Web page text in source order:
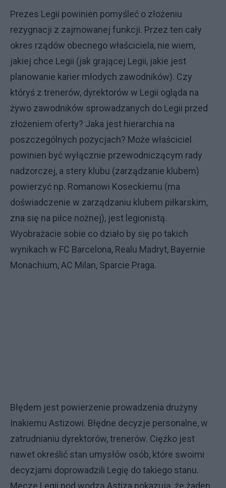
Prezes Legii powinien pomyśleć o złożeniu
rezygnacji z zajmowanej funkcji. Przez ten cały
okres rządów obecnego właściciela, nie wiem,
jakiej chce Legii (jak grającej Legii, jakie jest
planowanie karier młodych zawodników). Czy
któryś z trenerów, dyrektorów w Legii ogląda na
żywo zawodników sprowadzanych do Legii przed
złożeniem oferty? Jaka jest hierarchia na
poszczególnych pozycjach? Może właściciel
powinien być wyłącznie przewodniczącym rady
nadzorczej, a stery klubu (zarządzanie klubem)
powierzyć np. Romanowi Koseckiemu (ma
doświadczenie w zarządzaniu klubem piłkarskim,
zna się na piłce nożnej), jest legionistą.
Wyobrażacie sobie co działo by się po takich
wynikach w FC Barcelona, Realu Madryt, Bayernie
Monachium, AC Milan, Sparcie Praga.
Błędem jest powierzenie prowadzenia drużyny
Inakiemu Astizowi. Błędne decyzje personalne, w
zatrudnianiu dyrektorów, trenerów. Ciężko jest
nawet określić stan umysłów osób, które swoimi
decyzjami doprowadzili Legię do takiego stanu.
Mecze Legii pod wodzą Astiza pokazują, że żaden